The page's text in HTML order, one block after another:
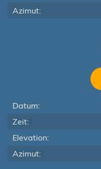
Azimut:
Datum:
Zeit:
Elevation:
Azimut: